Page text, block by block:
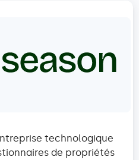
technologique
de propriétés